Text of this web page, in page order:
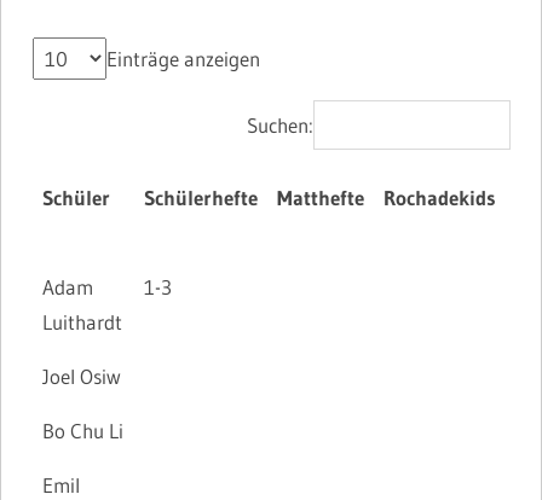
Einträge anzeigen
Suchen:
Schüler Schülerhefte Matthefte Rochadekids
Schüler Schülerhefte
Adam
Luithardt
1-3
Joel Osiw
Bo Chu Li
Emil